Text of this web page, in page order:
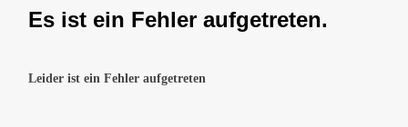
Es ist ein Fehler aufgetreten.
Leider ist ein Fehler aufgetreten